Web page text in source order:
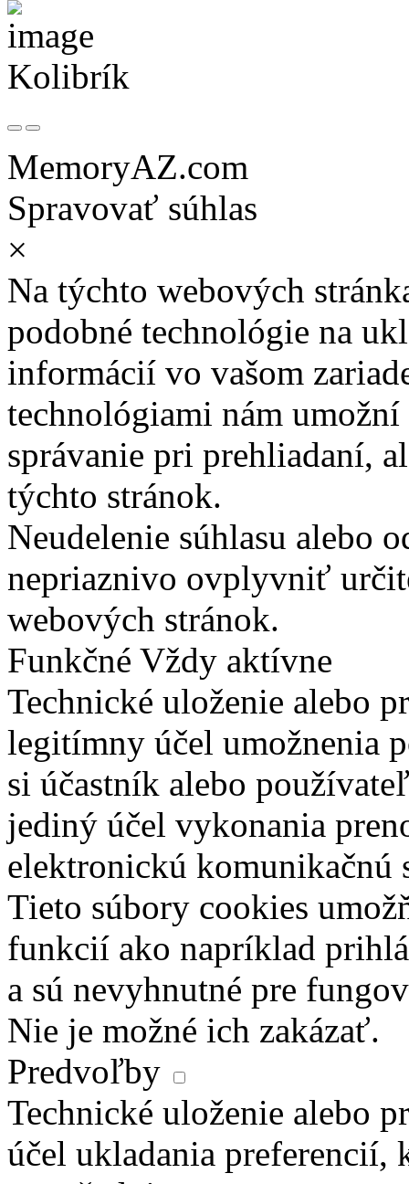
Kolibrík
MemoryAZ.com
Spravovať súhlas
×
Na týchto webových
podobné technológie na
informácií vo vašom
technológiami nám
správanie pri prehliadaní,
týchto stránok.
Neudelenie súhlasu alebo
nepriaznivo ovplyvniť
webových stránok.
Funkčné Vždy aktívne
Technické uloženie alebo
legitímny účel umožnenia
si účastník alebo
jediný účel vykonania
elektronickú komunikačnú
Tieto súbory cookies
funkcií ako napríklad
a sú nevyhnutné pre
Nie je možné ich zakázať.
Predvoľby
Technické uloženie alebo
účel ukladania preferencií,